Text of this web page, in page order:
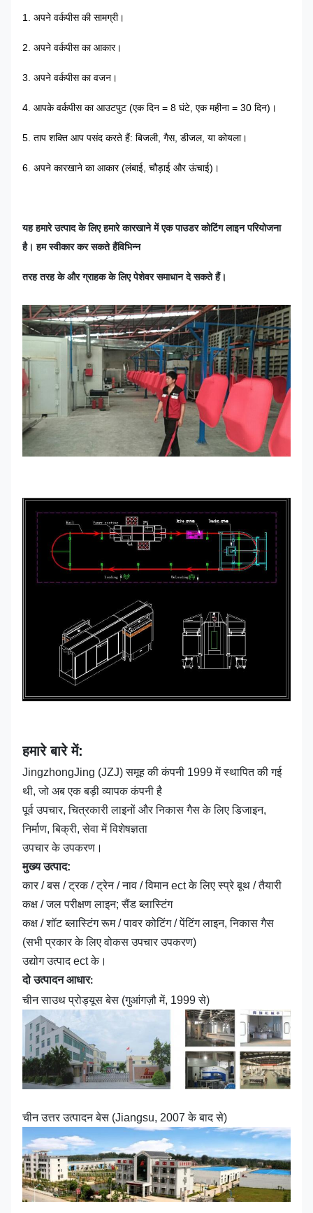
1. अपने वर्कपीस की सामग्री।
2. अपने वर्कपीस का आकार।
3. अपने वर्कपीस का वजन।
4. आपके वर्कपीस का आउटपुट (एक दिन = 8 घंटे, एक महीना = 30 दिन)।
5. ताप शक्ति आप पसंद करते हैं: बिजली, गैस, डीजल, या कोयला।
6. अपने कारखाने का आकार (लंबाई, चौड़ाई और ऊंचाई)।
यह हमारे उत्पाद के लिए हमारे कारखाने में एक पाउडर कोटिंग लाइन परियोजना
है। हम स्वीकार कर सकते हैंविभिन्न
तरह तरह केऔर ग्राहक के लिए पेशेवर समाधान दे सकते हैं।
हमारे बारे में:
JingzhongJing (JZJ) समूह की कंपनी 1999 में स्थापित की गई
थी, जो अब एक बड़ी व्यापक कंपनी है
पूर्व उपचार, चित्रकारी लाइनों और निकास गैस के लिए डिजाइन,
निर्माण, बिक्री, सेवा में विशेषज्ञता
उपचार के उपकरण।
मुख्य उत्पाद:
कार / बस / ट्रक / ट्रेन / नाव / विमान ect के लिए स्प्रे बूथ / तैयारी
कक्ष / जल परीक्षण लाइन; सैंड ब्लास्टिंग
कक्ष / शॉट ब्लास्टिंग रूम / पावर कोटिंग / पेंटिंग लाइन, निकास गैस
(सभी प्रकार के लिए वोकस उपचार उपकरण)
उद्योग उत्पाद ect के।
दो उत्पादन आधार:
चीन साउथ प्रोड्यूस बेस (गुआंगज़ौ में, 1999 से)
चीन उत्तर उत्पादन बेस (Jiangsu, 2007 के बाद से)